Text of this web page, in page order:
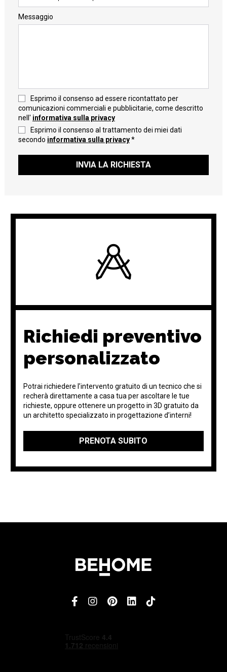
Messaggio
Esprimo il consenso ad essere ricontattato per
comunicazioni commerciali e pubblicitarie, come descritto
nell' informativa sulla privacy
Esprimo il consenso al trattamento dei miei dati
secondo informativa sulla privacy*
INVIA LA RICHIESTA
Richiedi preventivo
personalizzato
Potrai richiedere l’intervento gratuito di un tecnico che si
recherà direttamente a casa tua per ascoltare le tue
richieste, oppure ottenere un progetto in 3D gratuito da
un architetto specializzato in progettazione d’interni!
PRENOTA SUBITO